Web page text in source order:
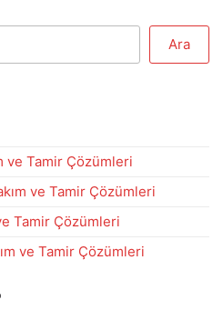
Ara
ve Tamir Çözümleri
ve Tamir Çözümleri
Tamir Çözümleri
ve Tamir Çözümleri